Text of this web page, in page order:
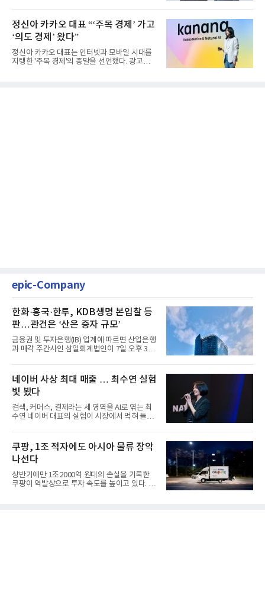
정신아 카카오 대표 “‘주목 경제’ 가고
‘의도 경제’ 왔다”
정신아 카카오 대표는 인터넷과 모바일 시대를
지탱한 '주목 경제'의 종말을 선언했다. 광고를
epic-Company
한화·흥국·한투, KDB생명 본입찰 등
판…관건은 ‘산은 증자 규모’
금융권 및 투자은행(IB) 업계에 따르면 산업은행
과 매각 주간사인 삼일회계법인이 7일 오후 3시
네이버 사상 최대 매출 … 최수연 실험
빛 봤다
검색, 커머스, 결제라는 세 영역을 AI로 엮는 최
수연 네이버 대표의 실험이 시장에서 먹혀 들어
쿠팡, 1조 적자에도 아시아 물류 장악
나선다
상반기에만 1조2000억 원대의 손실을 기록한
쿠팡이 역발상으로 투자 속도를 높이고 있다. 이